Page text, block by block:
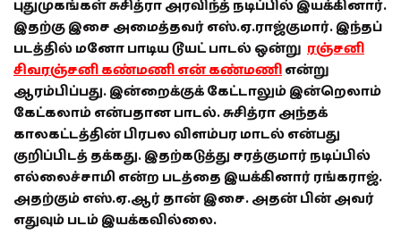
புதுமுகங்கள் சுசித்ரா அரவிந்த் நடிப்பில் இயக்கினார்.
இதற்கு இசை அமைத்தவர் எஸ்.ஏ.ராஜ்குமார். இந்தப்
படத்தில் மனோ பாடிய டூயட் பாடல் ஒன்று ரஞ்சனி
சிவரஞ்சனி கண்மணி என் கண்மணிஎன்று
ஆரம்பிப்பது. இன்றைக்குக் கேட்டாலும் இன்றெலாம்
கேட்கலாம் என்பதான பாடல். சுசித்ரா அந்தக்
காலகட்டத்தின் பிரபல விளம்பர மாடல் என்பது
குறிப்பிடத் தக்கது. இதற்கடுத்து சரத்குமார் நடிப்பில்
எல்லைச்சாமி என்ற படத்தை இயக்கினார் ரங்கராஜ்.
அதற்கும் எஸ்.ஏ.ஆர் தான் இசை. அதன் பின் அவர்
எதுவும் படம் இயக்கவில்லை.